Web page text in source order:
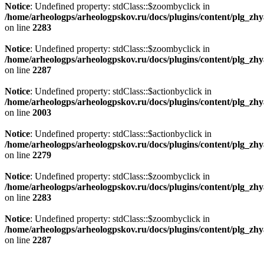
Notice: Undefined property: stdClass::$zoombyclick in
/home/arheologps/arheologpskov.ru/docs/plugins/content/
on line 2283
Notice: Undefined property: stdClass::$zoombyclick in
/home/arheologps/arheologpskov.ru/docs/plugins/content/
on line 2287
Notice: Undefined property: stdClass::$actionbyclick in
/home/arheologps/arheologpskov.ru/docs/plugins/content/
on line 2003
Notice: Undefined property: stdClass::$actionbyclick in
/home/arheologps/arheologpskov.ru/docs/plugins/content/
on line 2279
Notice: Undefined property: stdClass::$zoombyclick in
/home/arheologps/arheologpskov.ru/docs/plugins/content/
on line 2283
Notice: Undefined property: stdClass::$zoombyclick in
/home/arheologps/arheologpskov.ru/docs/plugins/content/
on line 2287